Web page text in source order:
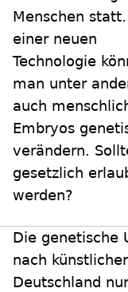
Menschen
einer neuen
Technologie
man unter
auch
Embryos
verändern.
gesetzlich
werden?
Die genetische
nach
Deutschland